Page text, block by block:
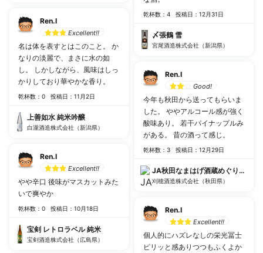
Ren.I
Excellent!!
名は体を表すとはこのこと。 か
なりの淡麗で、まさに水の如
し。 しかしながら、風味はしっ
かりしており華やかな香り。
乾杯数：0 投稿日：11月2日
上善如水 純米吟醸
白瀧酒造株式会社（新潟県）
Ren.I
Excellent!!
やや辛口 後味がマスカットみた
いで爽やか
乾杯数：0 投稿日：10月18日
宝剣 レトロラベル 純米
宝剣酒造株式会社（広島県）
乾杯数：4 投稿日：12月31日
〆張鶴 雪
宮尾酒造株式会社（新潟県）
Ren.I
Good!
今年も秋田から送ってもらいま
した。 ややアルコール感が強く
酸味あり。 若干パイナップルみ
がある。 昔の酒って感じ。
乾杯数：3 投稿日：12月29日
JA秋田なまはげ酒蔵めぐり 刈
刈穂酒造株式会社（秋田県）
Ren.I
Excellent!!
個人的にハズレなしの栄光冨士
ピリッと感ありつつもふくよか